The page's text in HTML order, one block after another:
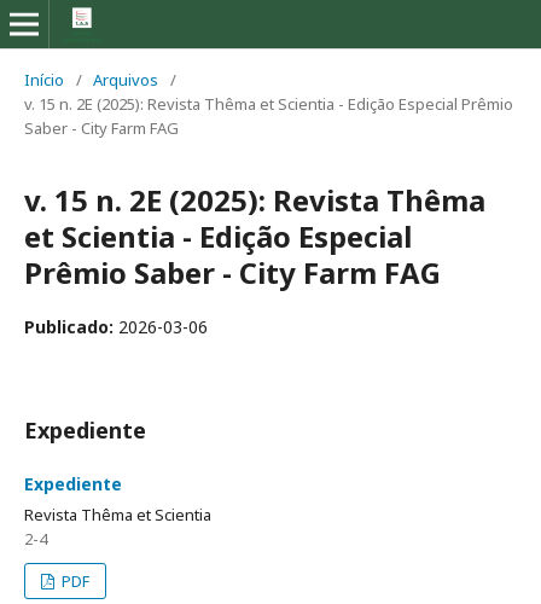
Início / Arquivos
/
v. 15 n. 2E (2025): Revista Thêma et Scientia - Edição Especial Prêmio
Saber - City Farm FAG
v. 15 n. 2E (2025): Revista Thêma
et Scientia - Edição Especial
Prêmio Saber - City Farm FAG
Publicado: 2026-03-06
Expediente
Expediente
Revista Thêma et Scientia
2-4
PDF